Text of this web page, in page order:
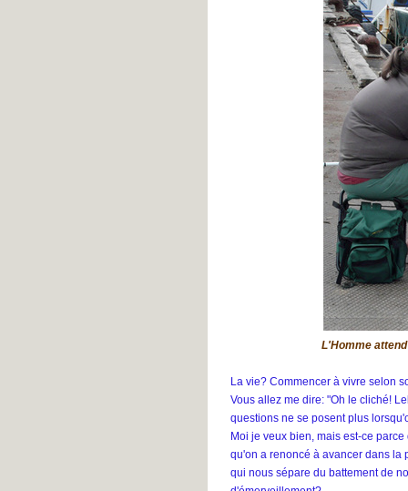
L'Homme
La vie? Commencer à vivre selon
Vous allez me dire: "Oh le cliché!
questions ne se posent plus
Moi je veux bien, mais est-ce
qu'on a renoncé à avancer dans la
qui nous sépare du battement de